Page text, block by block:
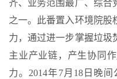
齐、业务范围最广、综合
之一。此番置入环境院股
力，通过进一步掌握垃圾
主业产业链，产生协同
力。2014年7月18日晚